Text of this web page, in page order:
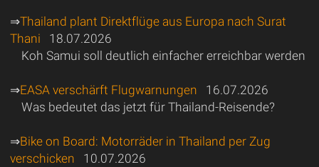
⇒Thailand plant Direktflüge aus Europa nach Surat
Thani 18.07.2026
Koh Samui soll deutlich einfacher erreichbar werden
⇒EASA verschärft Flugwarnungen 16.07.2026
Was bedeutet das jetzt für Thailand-Reisende?
⇒Bike on Board: Motorräder in Thailand per Zug
verschicken 10.07.2026